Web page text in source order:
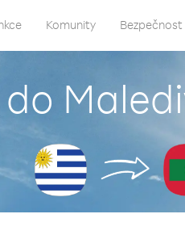
Komunity Bezpečnost